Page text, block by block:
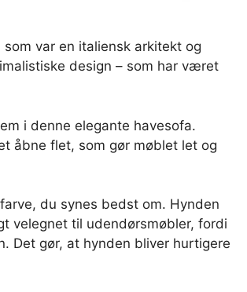
var en italiensk arkitekt og
design – som har været
i denne elegante havesofa.
åbne flet, som gør møblet let og
du synes bedst om. Hynden
velegnet til udendørsmøbler, fordi
Det gør, at hynden bliver hurtigere